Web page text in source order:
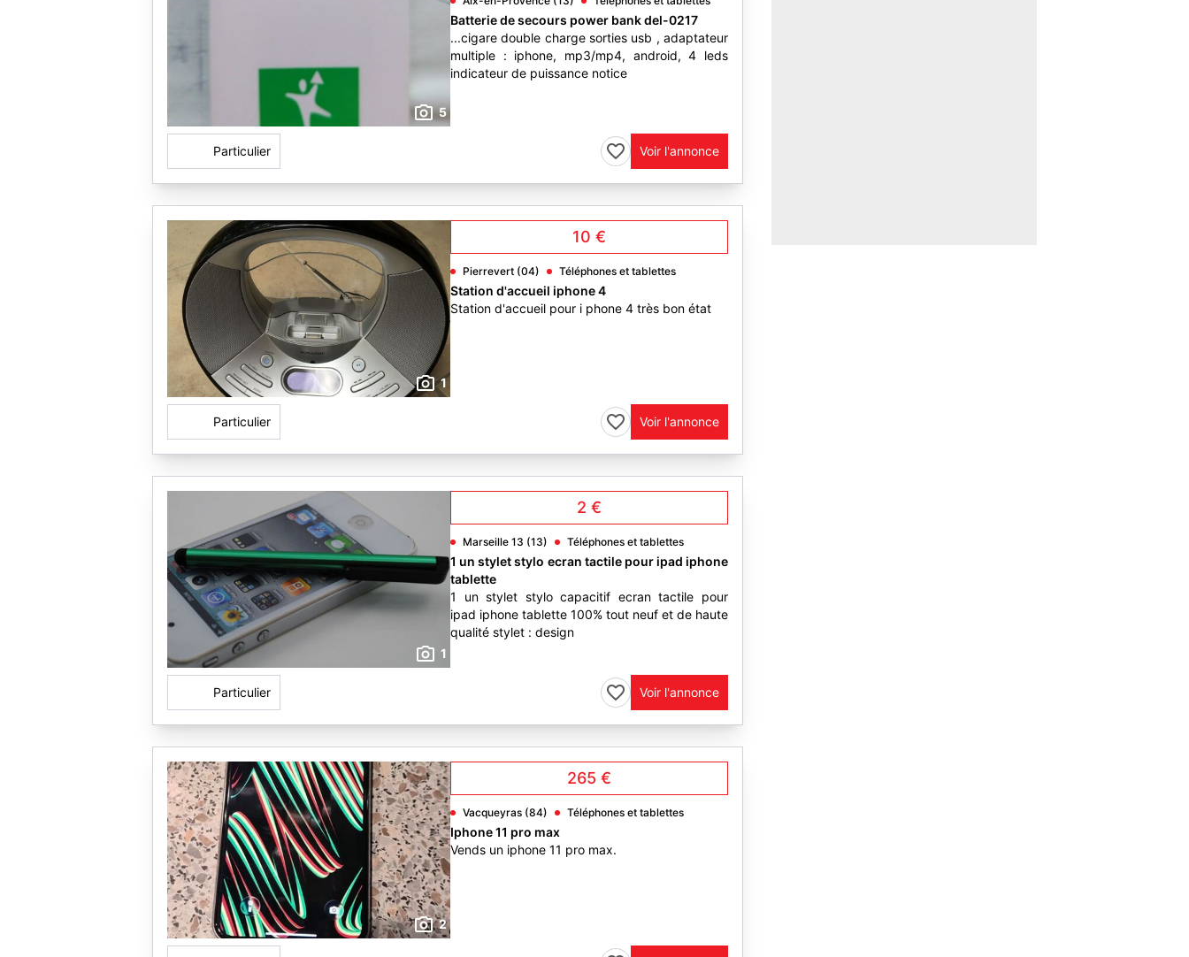
5
Batterie de secours power bank del-0217
...cigare double charge sorties usb , adaptateur
multiple : iphone, mp3/mp4, android, 4 leds
indicateur de puissance notice
Particulier Voir l'annonce
1
10 €
Pierrevert (04) Téléphones et tablettes
Station d'accueil iphone 4
Station d'accueil pour i phone 4 très bon état
Particulier Voir l'annonce
1
2 €
Marseille 13 (13) Téléphones et tablettes
1 un stylet stylo ecran tactile pour ipad iphone
tablette
1 un stylet stylo capacitif ecran tactile pour
ipad iphone tablette 100% tout neuf et de haute
qualité stylet : design
Particulier Voir l'annonce
2
265 €
Vacqueyras (84) Téléphones et tablettes
Iphone 11 pro max
Vends un iphone 11 pro max.